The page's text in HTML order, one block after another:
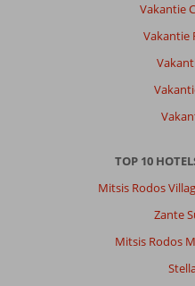
Vakantie
Vakantie
TOP 10
Mitsis Rodos
Zante
Mitsis Rodos